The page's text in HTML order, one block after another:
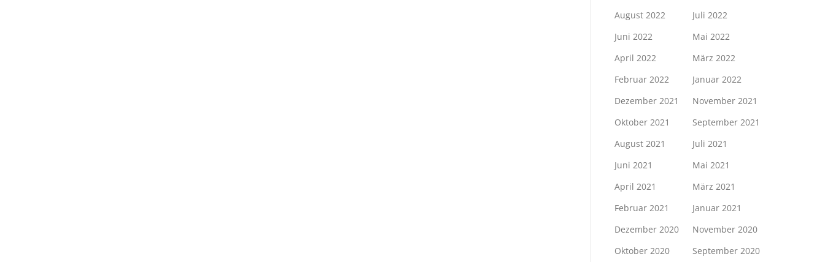
August 2022
Juli 2022
Juni 2022
Mai 2022
April 2022
März 2022
Februar 2022
Januar 2022
Dezember 2021
November 2021
Oktober 2021
September 2021
August 2021
Juli 2021
Juni 2021
Mai 2021
April 2021
März 2021
Februar 2021
Januar 2021
Dezember 2020
November 2020
Oktober 2020
September 2020